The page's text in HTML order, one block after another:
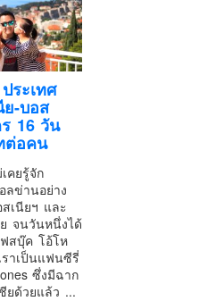
ระเทศ
ย-บอส
16 วัน
ต่อคน
คยรู้จัก
ลข่านอย่าง
สเนียฯ และ
จนวันหนึ่งได้
ฟสบุ๊ค โอ้โห
าเป็นแฟนซีรี่
ซึ่งมีฉาก
ยด้วยแล้ว ...